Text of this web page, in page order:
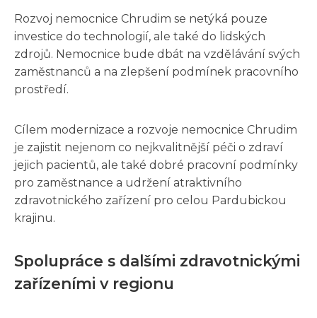
Rozvoj nemocnice Chrudim se netýká pouze
investice do technologií, ale také do lidských
zdrojů. Nemocnice bude dbát na vzdělávání svých
zaměstnanců a na zlepšení podmínek pracovního
prostředí.
Cílem modernizace a rozvoje nemocnice Chrudim
je zajistit nejenom co nejkvalitnější péči o zdraví
jejich pacientů, ale také dobré pracovní podmínky
pro zaměstnance a udržení atraktivního
zdravotnického zařízení pro celou Pardubickou
krajinu.
Spolupráce s dalšími zdravotnickými
zařízeními v regionu